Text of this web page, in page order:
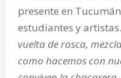
presente en
estudiantes y artistas.
vuelta de rosca,
como hacemos con